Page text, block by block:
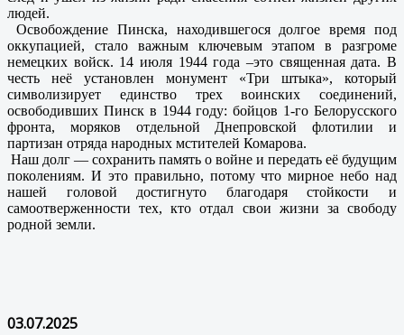
людей.
Освобождение Пинска, находившегося долгое время под
оккупацией, стало важным ключевым этапом в разгроме
немецких войск. 14 июля 1944 года –это священная дата. В
честь неё установлен монумент «Три штыка», который
символизирует единство трех воинских соединений,
освободивших Пинск в 1944 году: бойцов 1-го Белорусского
фронта, моряков отдельной Днепровской флотилии и
партизан отряда народных мстителей Комарова.
Наш долг — сохранить память о войне и передать её будущим
поколениям. И это правильно, потому что мирное небо над
нашей головой достигнуто благодаря стойкости и
самоотверженности тех, кто отдал свои жизни за свободу
родной земли.
03.07.2025